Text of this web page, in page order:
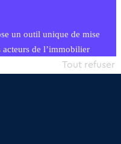
un outil unique de mise
de l’immobilier
simple et intégrant
Tout refuser